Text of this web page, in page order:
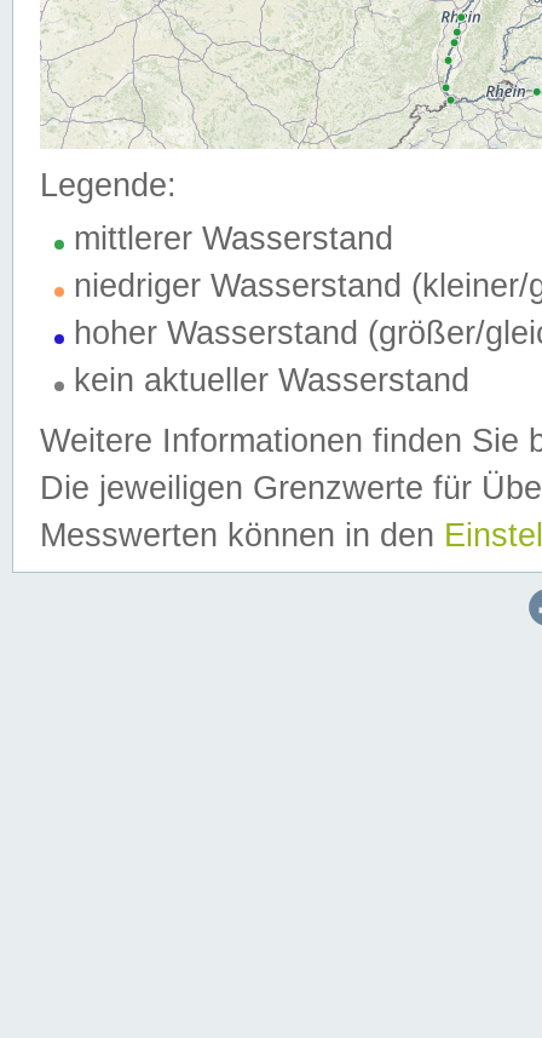
Legende:
mittlerer Wasserstand
niedriger Wasserstand (kleiner/
hoher Wasserstand (größer/
kein aktueller Wasserstand
Weitere Informationen finden Sie
Die jeweiligen Grenzwerte für
Messwerten können in den